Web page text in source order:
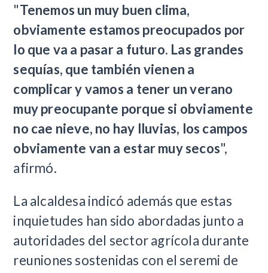
"Tenemos un muy buen clima,
obviamente estamos preocupados por
lo que va a pasar a futuro. Las grandes
sequías, que también vienen a
complicar y vamos a tener un verano
muy preocupante porque si obviamente
no cae nieve, no hay lluvias, los campos
obviamente van a estar muy secos",
afirmó.
La alcaldesa indicó además que estas
inquietudes han sido abordadas junto a
autoridades del sector agrícola durante
reuniones sostenidas con el seremi de